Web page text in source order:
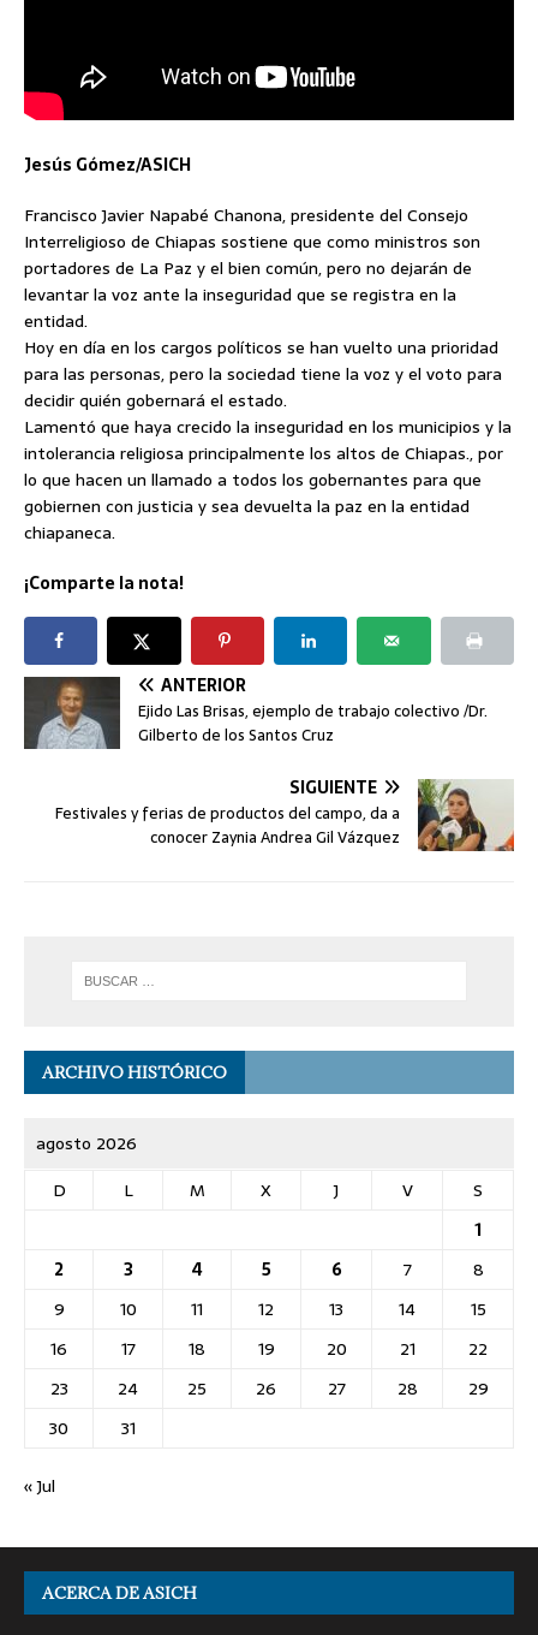
Jesús Gómez/ASICH
Francisco Javier Napabé Chanona, presidente del Consejo
Interreligioso de Chiapas sostiene que como ministros son
portadores de La Paz y el bien común, pero no dejarán de
levantar la voz ante la inseguridad que se registra en la
entidad.
Hoy en día en los cargos políticos se han vuelto una prioridad
para las personas, pero la sociedad tiene la voz y el voto para
decidir quién gobernará el estado.
Lamentó que haya crecido la inseguridad en los municipios y la
intolerancia religiosa principalmente los altos de Chiapas., por
lo que hacen un llamado a todos los gobernantes para que
gobiernen con justicia y sea devuelta la paz en la entidad
chiapaneca.
¡Comparte la nota!
ANTERIOR
Ejido Las Brisas, ejemplo de trabajo colectivo /Dr.
Gilberto de los Santos Cruz
SIGUIENTE
Festivales y ferias de productos del campo, da a
conocer Zaynia Andrea Gil Vázquez
ARCHIVO HISTÓRICO
agosto 2026
D
L M X J V
S
1
2
3 4 5 6 7
8
9
10 11 12 13 14
15
16
17 18 19 20 21
22
23
24 25 26 27 28
29
30
31
« Jul
ACERCA DE ASICH